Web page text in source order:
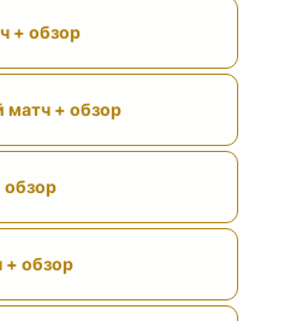
+ обзор
матч + обзор
обзор
+ обзор